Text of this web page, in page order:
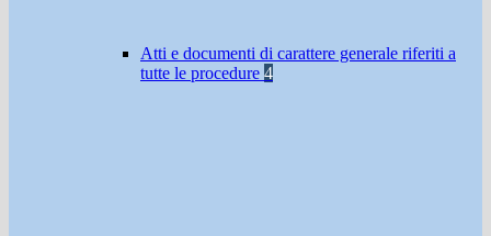
Atti e documenti di carattere generale riferiti a
tutte le procedure 4